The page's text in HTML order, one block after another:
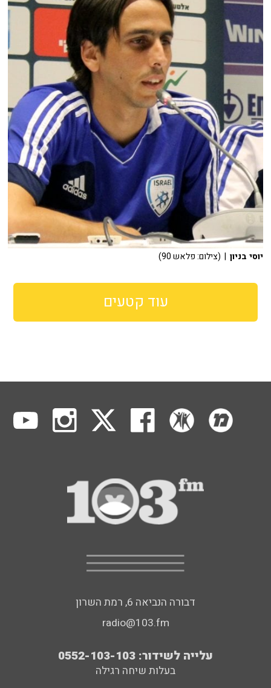
יוסי בניון | (צילום: פלאש 90)
עוד קטעים
דבורה הנביאה 6, רמת השרון
radio@103.fm
עלייה לשידור: 0552-103-103
בעלות שיחה רגילה